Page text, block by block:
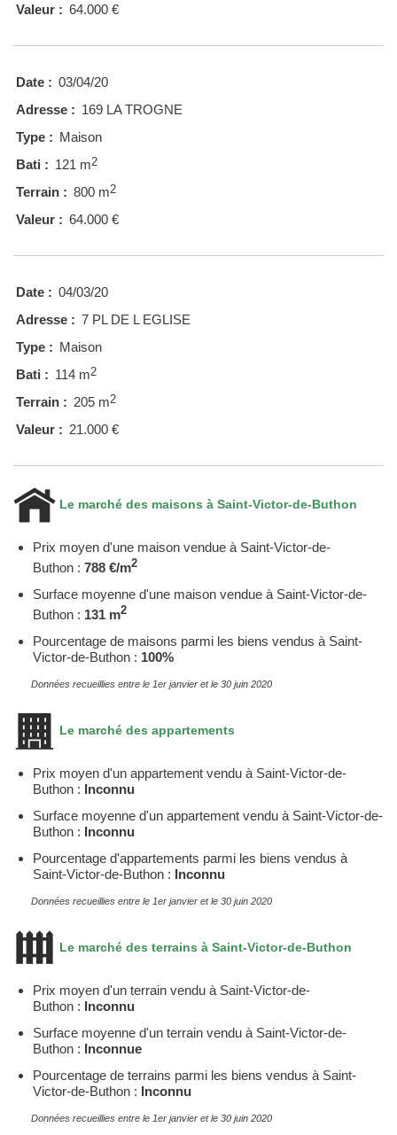
Valeur : 64.000 €
Date : 03/04/20
Adresse : 169 LA TROGNE
Type : Maison
Bati : 121 m2
Terrain : 800 m2
Valeur : 64.000 €
Date : 04/03/20
Adresse : 7 PL DE L EGLISE
Type : Maison
Bati : 114 m2
Terrain : 205 m2
Valeur : 21.000 €
Le marché des maisons à Saint-Victor-de-Buthon
Prix moyen d'une maison vendue à Saint-Victor-de-
Buthon : 788 €/m2
Surface moyenne d'une maison vendue à Saint-Victor-de-
Buthon : 131 m2
Pourcentage de maisons parmi les biens vendus à Saint-
Victor-de-Buthon : 100%
Données recueillies entre le 1er janvier et le 30 juin 2020
Le marché des appartements
Prix moyen d'un appartement vendu à Saint-Victor-de-
Buthon : Inconnu
Surface moyenne d'un appartement vendu à Saint-Victor-de-
Buthon : Inconnu
Pourcentage d'appartements parmi les biens vendus à
Saint-Victor-de-Buthon : Inconnu
Données recueillies entre le 1er janvier et le 30 juin 2020
Le marché des terrains à Saint-Victor-de-Buthon
Prix moyen d'un terrain vendu à Saint-Victor-de-
Buthon : Inconnu
Surface moyenne d'un terrain vendu à Saint-Victor-de-
Buthon : Inconnue
Pourcentage de terrains parmi les biens vendus à Saint-
Victor-de-Buthon : Inconnu
Données recueillies entre le 1er janvier et le 30 juin 2020